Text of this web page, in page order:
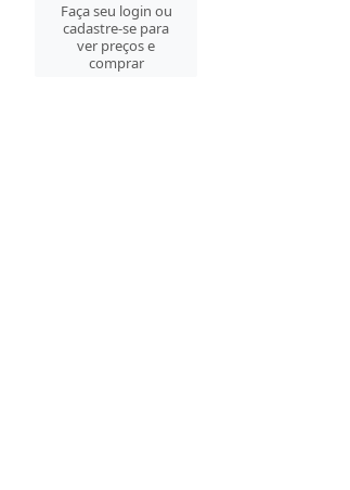
Faça seu login ou
cadastre-se para
ver preços e
comprar